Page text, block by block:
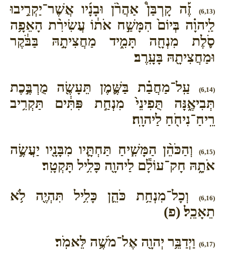
(6,13)
זֶ֡ה קָרְבַּן֩ אַהֲרֹ֨ן וּבָנָ֜יו אֲשֶׁר־יַקְרִ֣יבוּ
לַֽיהוָ֗ה בְּיוֹם֙ הִמָּשַׁ֣ח אֹת֔וֹ עֲשִׂירִ֨ת הָאֵפָ֥ה
סֹ֛לֶת מִנְחָ֖ה תָּמִ֑יד מַחֲצִיתָ֣הּ בַּבֹּ֔קֶר
וּמַחֲצִיתָ֖הּ בָּעָֽרֶב׃
(6,14)
עַֽל־מַחֲבַ֗ת בַּשֶּׁ֛מֶן תֵּעָשֶׂ֖ה מֻרְבֶּ֣כֶת
תְּבִיאֶ֑נָּה תֻּפִינֵי֙ מִנְחַ֣ת פִּתִּ֔ים תַּקְרִ֥יב
רֵֽיחַ־נִיחֹ֖חַ לַיהוָֽה׃
(6,15)
וְהַכֹּהֵ֨ן הַמָּשִׁ֧יחַ תַּחְתָּ֛יו מִבָּנָ֖יו יַעֲשֶׂ֣ה
אֹתָ֑הּ חָק־עוֹלָ֕ם לַיהוָ֖ה כָּלִ֥יל תָּקְטָֽר׃
(6,16)
וְכָל־מִנְחַ֥ת כֹּהֵ֛ן כָּלִ֥יל תִּהְיֶ֖ה לֹ֥א
תֵאָכֵֽל׃ (פ)
(6,17) וַיְדַבֵּ֥ר יְהוָ֖ה אֶל־מֹשֶׁ֥ה לֵּאמֹֽר׃